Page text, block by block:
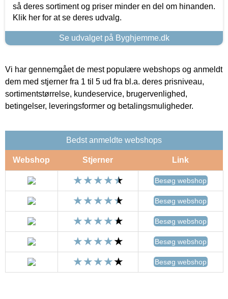
så deres sortiment og priser minder en del om hinanden.
Klik her for at se deres udvalg.
Se udvalget på Byghjemme.dk
Vi har gennemgået de mest populære webshops og anmeldt
dem med stjerner fra 1 til 5 ud fra bl.a. deres prisniveau,
sortimentstørrelse, kundeservice, brugervenlighed,
betingelser, leveringsformer og betalingsmuligheder.
Bedst anmeldte webshops
Webshop Stjerner Link
Besøg webshop
Besøg webshop
Besøg webshop
Besøg webshop
Besøg webshop